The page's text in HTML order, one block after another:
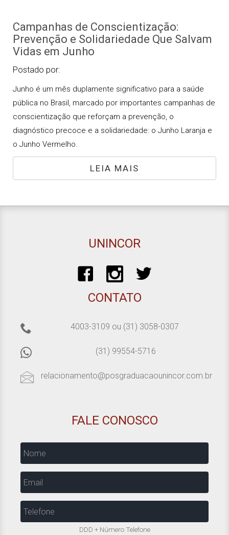
Campanhas de Conscientização:
Prevenção e Solidariedade Que Salvam
Vidas em Junho
Postado por:
Junho é um mês duplamente significativo para a saúde
pública no Brasil, marcado por importantes campanhas de
conscientização que reforçam a prevenção, o
diagnóstico precoce e a solidariedade: o Junho Laranja e
o Junho Vermelho.
LEIA MAIS
UNINCOR
CONTATO
4003-3109 ou (31) 3058-0307
(31) 99554-5716
relacionamento@posgraduacaounincor.com.br
FALE CONOSCO
DDD + Número Telefone